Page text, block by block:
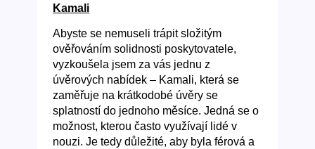
Kamali
Abyste se nemuseli trápit složitým
ověřováním solidnosti poskytovatele,
vyzkoušela jsem za vás jednu z
úvěrových nabídek – Kamali, která se
zaměřuje na krátkodobé úvěry se
splatností do jednoho měsíce. Jedná se o
možnost, kterou často využívají lidé v
nouzi. Je tedy důležité, aby byla férová a